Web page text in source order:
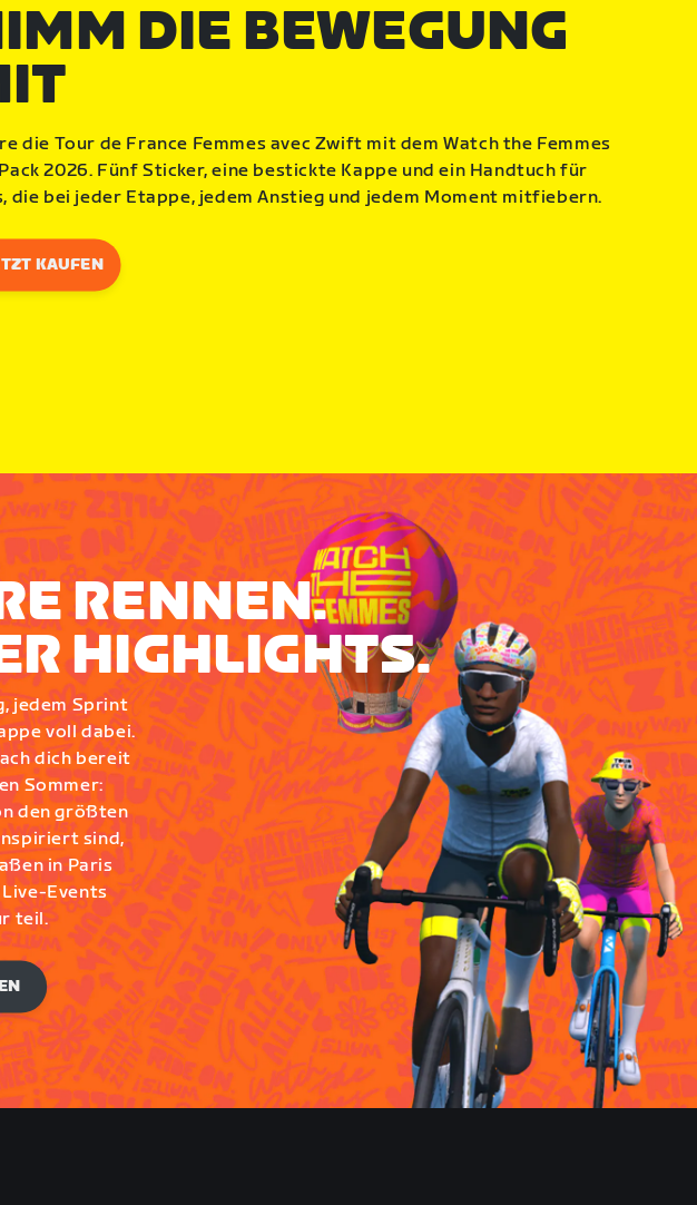
DIE BEWEGUNG
die Tour de France Femmes avec Zwift mit dem Watch the Femmes
2026. Fünf Sticker, eine bestickte Kappe und ein Handtuch für
die bei jeder Etappe, jedem Anstieg und jedem Moment mitfiebern.
KAUFEN
RENNEN.
HIGHLIGHTS.
jedem Sprint
voll dabei.
dich bereit
Sommer:
den größten
sind,
in Paris
Events
teil.